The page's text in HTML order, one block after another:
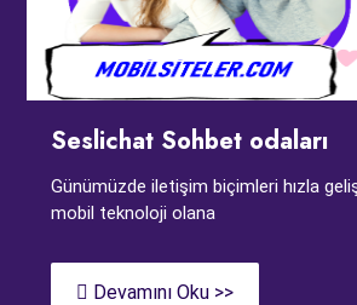
Seslichat Sohbet odaları
Günümüzde iletişim biçimleri hızla
mobil teknoloji olana
Devamını Oku >>